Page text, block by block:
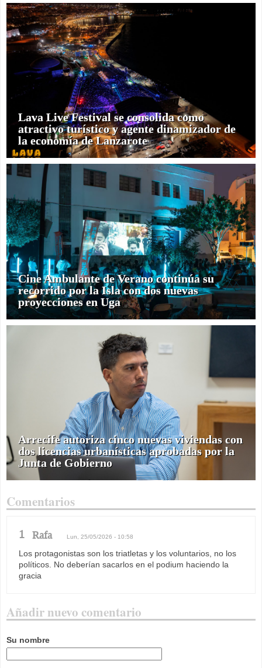
Lava Live Festival se consolida como
atractivo turístico y agente dinamizador de
la economía de Lanzarote
Cine Ambulante de Verano continúa su
recorrido por la Isla con dos nuevas
proyecciones en Uga
Arrecife autoriza cinco nuevas viviendas con
dos licencias urbanísticas aprobadas por la
Junta de Gobierno
Comentarios
1 Rafa Lun, 25/05/2026 - 10:58
Los protagonistas son los triatletas y los voluntarios, no los
políticos. No deberían sacarlos en el podium haciendo la
gracia
Añadir nuevo comentario
Su nombre